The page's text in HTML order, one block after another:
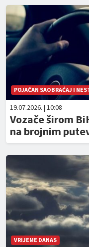
POJAČAN SAOBRAĆAJ I
19.07.2026. | 10:08
Vozače širom
na brojnim
VRIJEME DANAS